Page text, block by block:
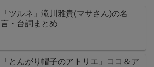
「ツルネ」滝川雅貴(マサさん)の名
言・台詞まとめ
「とんがり帽子のアトリエ」ココ＆ア